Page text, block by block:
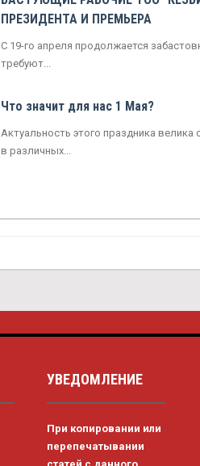
ПРЕЗИДЕНТА И ПРЕМЬЕРА
С 19-го апреля продолжается
требуют...
Что значит для нас 1 Мая?
Актуальность этого праздника велика
в различных...
УВЕДОМЛЕНИЕ
При копировании или
перепечатывании